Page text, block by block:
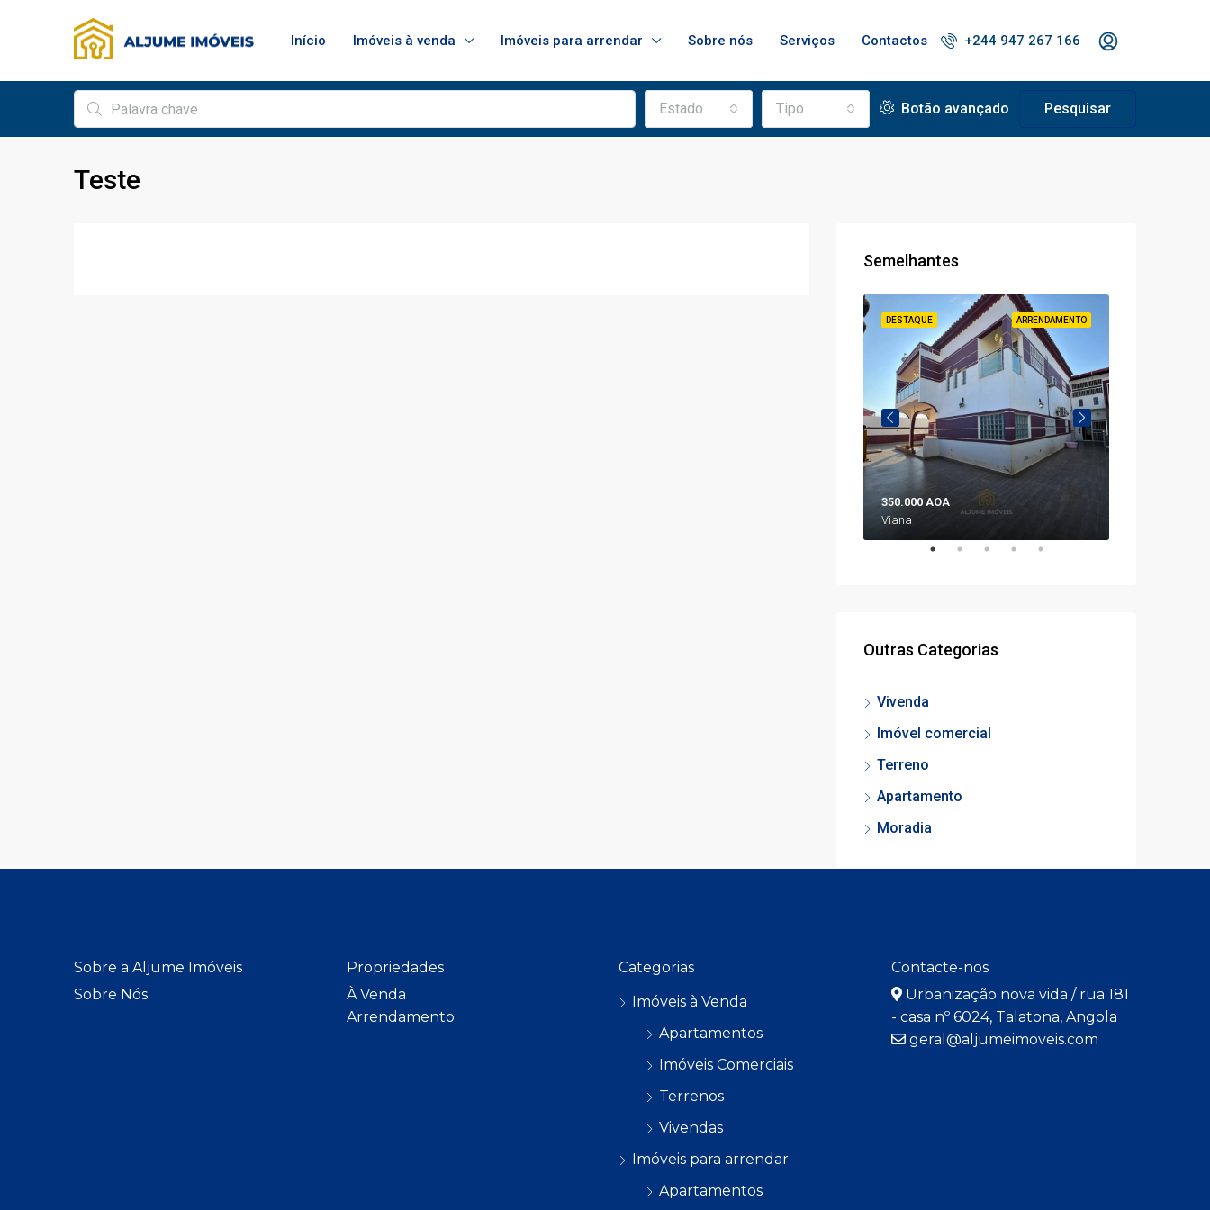
Início Imóveis à venda Imóveis para arrendar Sobre nós Serviços Contactos +244 947 267 166
Estado Tipo Botão avançado Pesquisar
Teste
Semelhantes
ARRENDAMENTO
DESTAQUE
350.000 AOA
Viana
Outras Categorias
Vivenda
Imóvel comercial
Terreno
Apartamento
Moradia
Sobre a Aljume Imóveis
Sobre Nós
Propriedades
À Venda
Arrendamento
Categorias
Imóveis à Venda
Apartamentos
Imóveis Comerciais
Terrenos
Vivendas
Imóveis para arrendar
Apartamentos
Contacte-nos
Urbanização nova vida / rua 181
- casa nº 6024, Talatona, Angola
geral@aljumeimoveis.com